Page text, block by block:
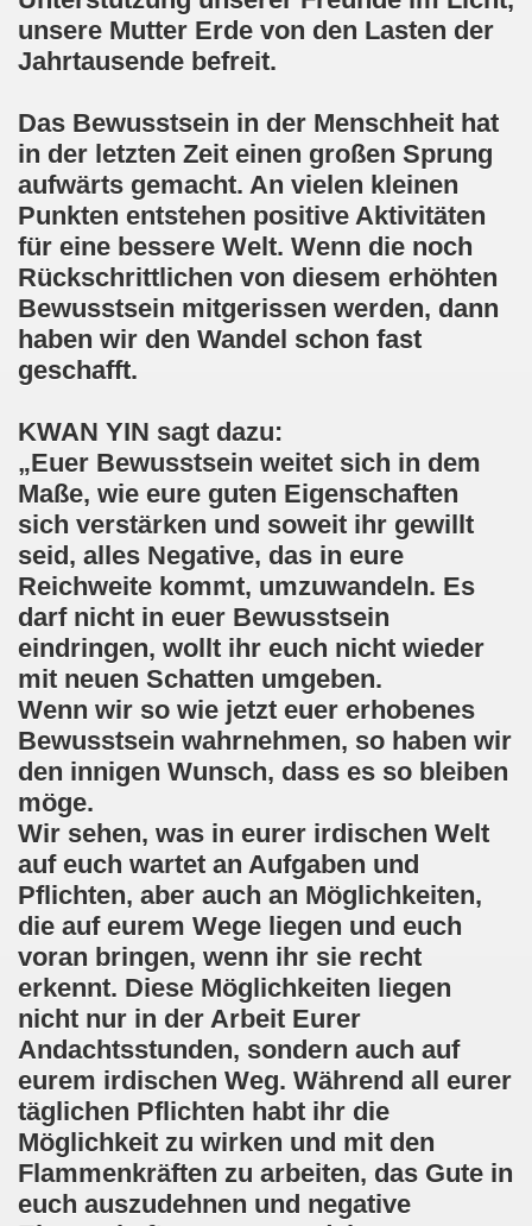
unsere Mutter Erde von den Lasten der
Jahrtausende befreit.
Das Bewusstsein in der Menschheit hat
in der letzten Zeit einen großen Sprung
aufwärts gemacht. An vielen kleinen
Punkten entstehen positive Aktivitäten
für eine bessere Welt. Wenn die noch
Rückschrittlichen von diesem erhöhten
Bewusstsein mitgerissen werden, dann
haben wir den Wandel schon fast
geschafft.
KWAN YIN sagt dazu:
„Euer Bewusstsein weitet sich in dem
Maße, wie eure guten Eigenschaften
sich verstärken und soweit ihr gewillt
seid, alles Negative, das in eure
Reichweite kommt, umzuwandeln. Es
darf nicht in euer Bewusstsein
eindringen, wollt ihr euch nicht wieder
mit neuen Schatten umgeben.
Wenn wir so wie jetzt euer erhobenes
Bewusstsein wahrnehmen, so haben wir
den innigen Wunsch, dass es so bleiben
möge.
Wir sehen, was in eurer irdischen Welt
auf euch wartet an Aufgaben und
Pflichten, aber auch an Möglichkeiten,
die auf eurem Wege liegen und euch
voran bringen, wenn ihr sie recht
erkennt. Diese Möglichkeiten liegen
nicht nur in der Arbeit Eurer
Andachtsstunden, sondern auch auf
eurem irdischen Weg. Während all eurer
täglichen Pflichten habt ihr die
Möglichkeit zu wirken und mit den
Flammenkräften zu arbeiten, das Gute in
euch auszudehnen und negative